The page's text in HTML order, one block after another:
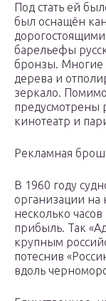
Под стать ей
был оснащён
барельефы
бронзы. Многие
дерева и
зеркало.
предусмотрены
кинотеатр и
Рекламная
В 1960 году
организации на
несколько
прибыль. Так
крупным
потеснив
вдоль